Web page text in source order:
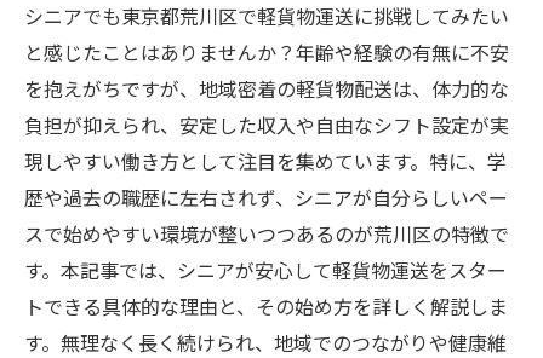
シニアでも東京都荒川区で軽貨物運送に挑戦してみたい
と感じたことはありませんか？年齢や経験の有無に不安
を抱えがちですが、地域密着の軽貨物配送は、体力的な
負担が抑えられ、安定した収入や自由なシフト設定が実
現しやすい働き方として注目を集めています。特に、学
歴や過去の職歴に左右されず、シニアが自分らしいペー
スで始めやすい環境が整いつつあるのが荒川区の特徴で
す。本記事では、シニアが安心して軽貨物運送をスター
トできる具体的な理由と、その始め方を詳しく解説しま
す。無理なく長く続けられ、地域でのつながりや健康維